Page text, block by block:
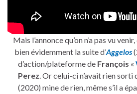
Mais l’annonce qu’on n’a pas vu venir,
bien évidemment la suite d’Aggelos
d’action/plateforme de François «
Perez. Or celui-ci n’avait rien sorti
(2020) mine de rien, même s’il a